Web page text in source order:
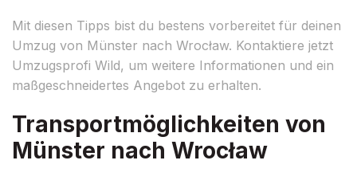
Mit diesen Tipps bist du bestens vorbereitet für deinen
Umzug von Münster nach Wrocław. Kontaktiere jetzt
Umzugsprofi Wild, um weitere Informationen und ein
maßgeschneidertes Angebot zu erhalten.
Transportmöglichkeiten von
Münster nach Wrocław